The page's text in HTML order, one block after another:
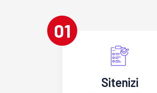
01
Sitenizi